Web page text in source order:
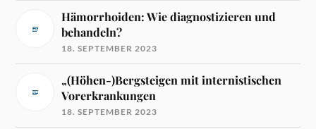
Hämorrhoiden: Wie diagnostizieren und
behandeln?
18. SEPTEMBER 2023
„(Höhen-)Bergsteigen mit internistischen
Vorerkrankungen
18. SEPTEMBER 2023